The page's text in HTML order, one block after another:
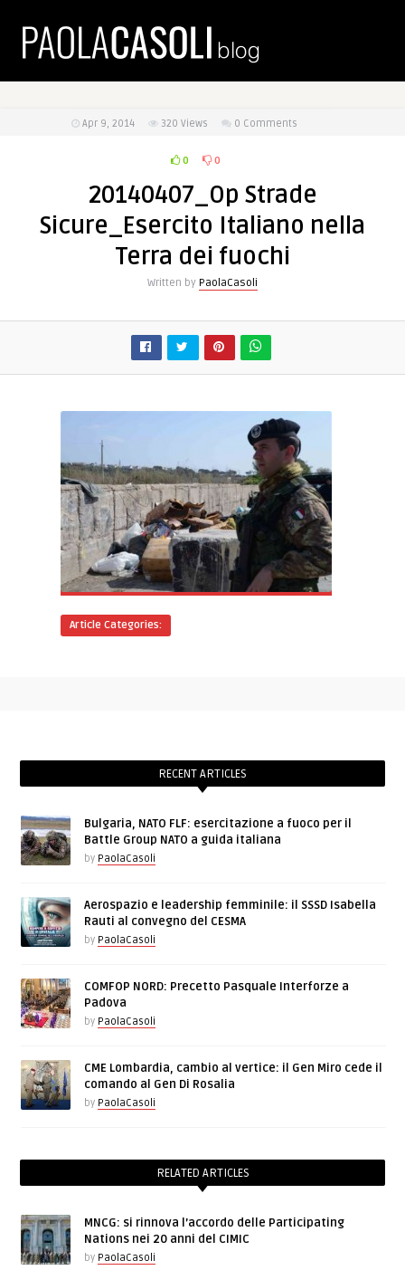
Apr 9, 2014 320 Views 0 Comments
0 0
20140407_Op Strade
Sicure_Esercito Italiano nella
Terra dei fuochi
Written by PaolaCasoli
Article Categories:
RECENT ARTICLES
Bulgaria, NATO FLF: esercitazione a fuoco per il
Battle Group NATO a guida italiana
by PaolaCasoli
Aerospazio e leadership femminile: il SSSD Isabella
Rauti al convegno del CESMA
by PaolaCasoli
COMFOP NORD: Precetto Pasquale Interforze a
Padova
by PaolaCasoli
CME Lombardia, cambio al vertice: il Gen Miro cede il
comando al Gen Di Rosalia
by PaolaCasoli
RELATED ARTICLES
MNCG: si rinnova l’accordo delle Participating
Nations nei 20 anni del CIMIC
by PaolaCasoli